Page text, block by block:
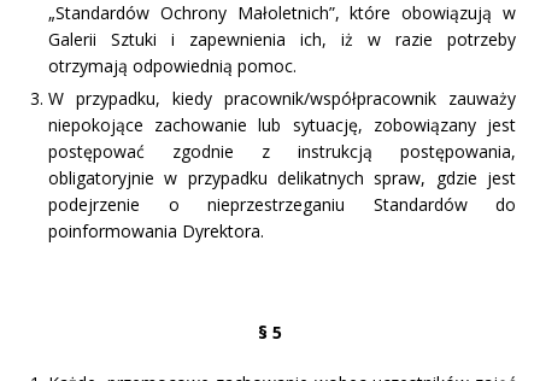
„Standardów Ochrony Małoletnich”, które obowiązują w
Galerii Sztuki i zapewnienia ich, iż w razie potrzeby
otrzymają odpowiednią pomoc.
W przypadku, kiedy pracownik/współpracownik zauważy
niepokojące zachowanie lub sytuację, zobowiązany jest
postępować zgodnie z instrukcją postępowania,
obligatoryjnie w przypadku delikatnych spraw, gdzie jest
podejrzenie o nieprzestrzeganiu Standardów do
poinformowania Dyrektora.
§ 5